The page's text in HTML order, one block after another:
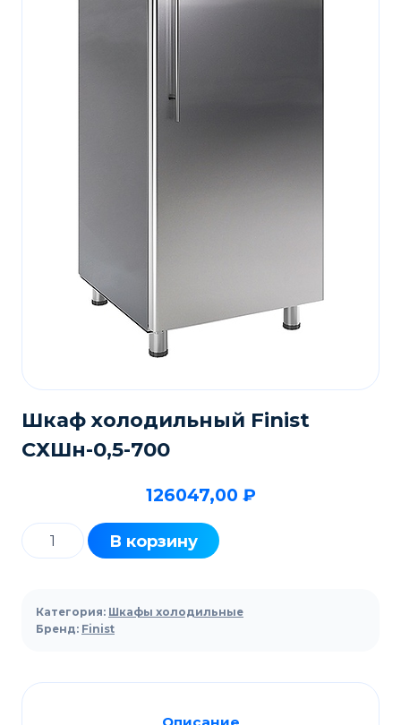
Шкаф холодильный Finist
CХШн-0,5-700
126047,00 ₽
Количество
товара
холодильный
Finist
700
В корзину
Категория: Шкафы холодильные
Бренд: Finist